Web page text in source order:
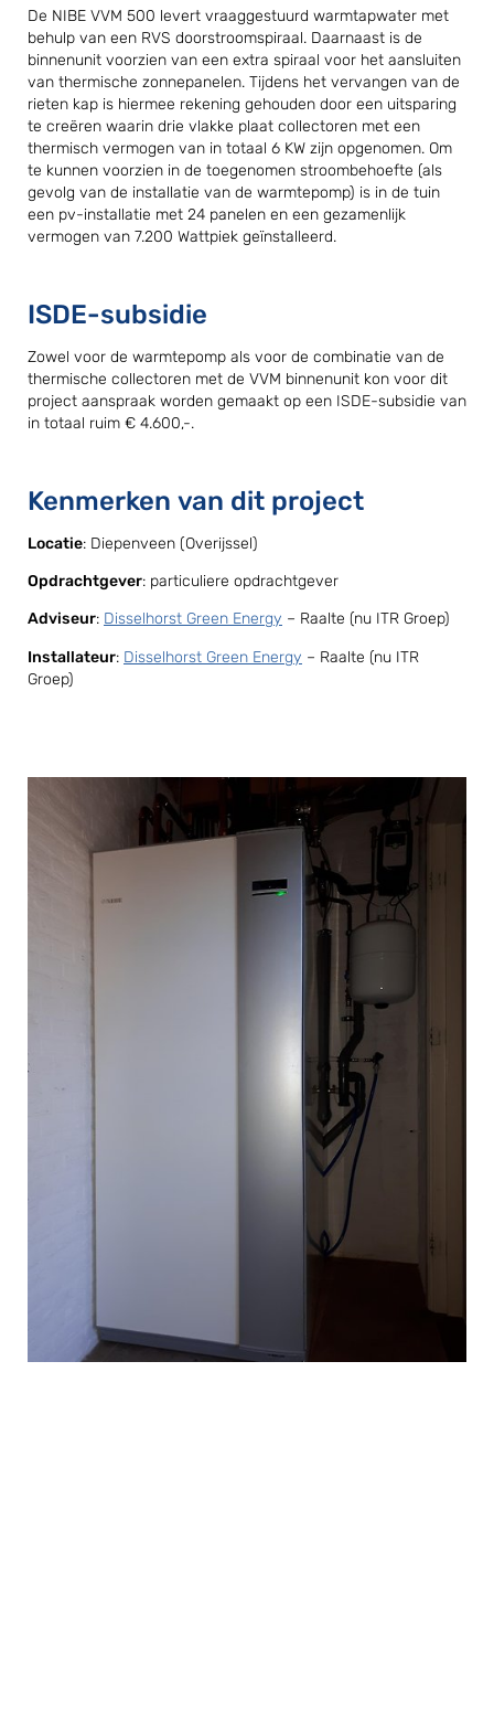
De NIBE VVM 500 levert vraaggestuurd warmtapwater met
behulp van een RVS doorstroomspiraal. Daarnaast is de
binnenunit voorzien van een extra spiraal voor het aansluiten
van thermische zonnepanelen. Tijdens het vervangen van de
rieten kap is hiermee rekening gehouden door een uitsparing
te creëren waarin drie vlakke plaat collectoren met een
thermisch vermogen van in totaal 6 KW zijn opgenomen. Om
te kunnen voorzien in de toegenomen stroombehoefte (als
gevolg van de installatie van de warmtepomp) is in de tuin
een pv-installatie met 24 panelen en een gezamenlijk
vermogen van 7.200 Wattpiek geïnstalleerd.
ISDE-subsidie
Zowel voor de warmtepomp als voor de combinatie van de
thermische collectoren met de VVM binnenunit kon voor dit
project aanspraak worden gemaakt op een ISDE-subsidie van
in totaal ruim € 4.600,-.
Kenmerken van dit project
Locatie: Diepenveen (Overijssel)
Opdrachtgever: particuliere opdrachtgever
Adviseur: Disselhorst Green Energy – Raalte (nu ITR Groep)
Installateur: Disselhorst Green Energy – Raalte (nu ITR
Groep)